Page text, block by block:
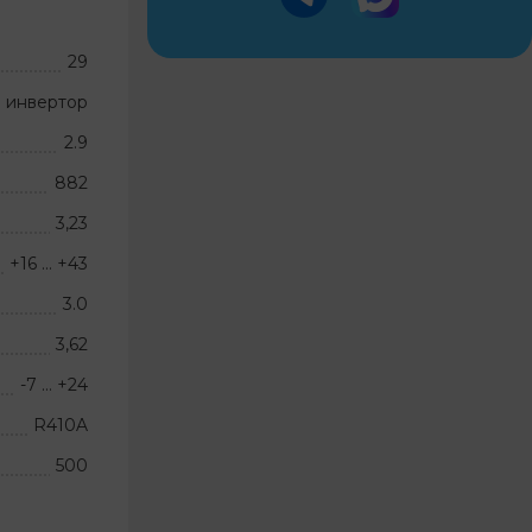
29
2.9
882
3,23
+16 … +43
3.0
3,62
-7 … +24
R410A
500